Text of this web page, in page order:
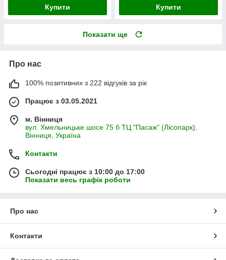
Купити Купити
Показати ще
Про нас
100% позитивних з 222 відгуків за рік
Працює з 03.05.2021
м. Вінниця
вул. Хмельницьке шосе 75 б ТЦ "Пасаж" (Лісопарк),
Вінниця, Україна
Контакти
Сьогодні працює з 10:00 до 17:00
Показати весь графік роботи
Про нас
Контакти